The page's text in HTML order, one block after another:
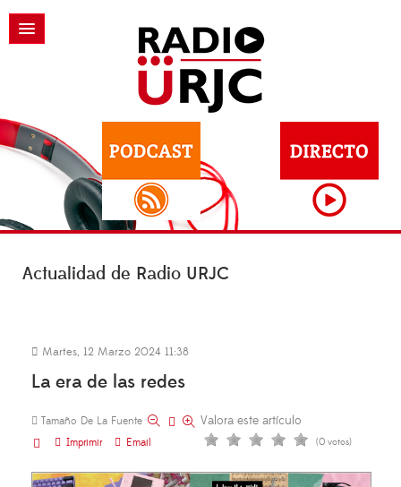
Actualidad de Radio URJC
Martes, 12 Marzo 2024 11:38
La era de las redes
Tamaño De La Fuente
Imprimir
Email
Valora este artículo
(0 votos)